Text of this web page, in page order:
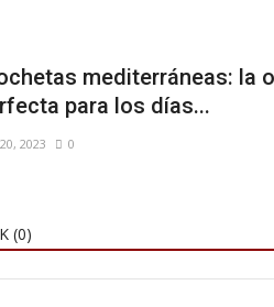
mediterráneas: la
para los días...
2023 0
(0)